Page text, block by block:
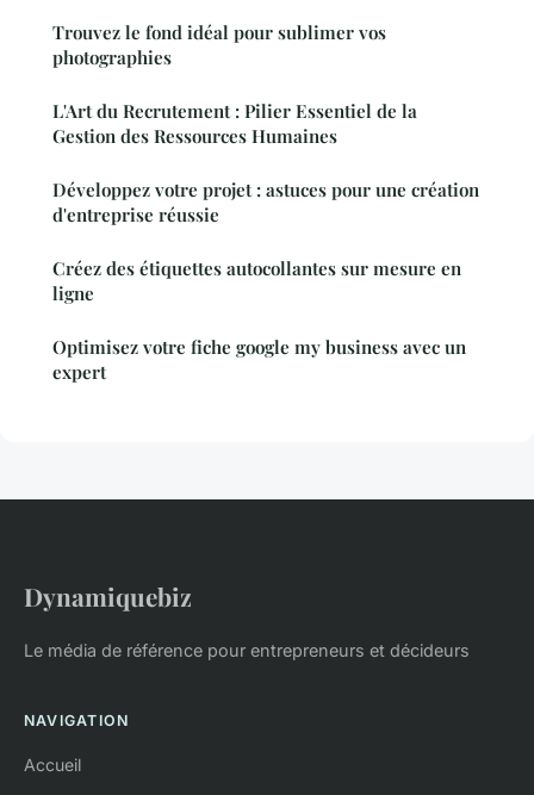
Trouvez le fond idéal pour sublimer vos
photographies
L'Art du Recrutement : Pilier Essentiel de la
Gestion des Ressources Humaines
Développez votre projet : astuces pour une création
d'entreprise réussie
Créez des étiquettes autocollantes sur mesure en
ligne
Optimisez votre fiche google my business avec un
expert
Dynamiquebiz
Le média de référence pour entrepreneurs et décideurs
NAVIGATION
Accueil